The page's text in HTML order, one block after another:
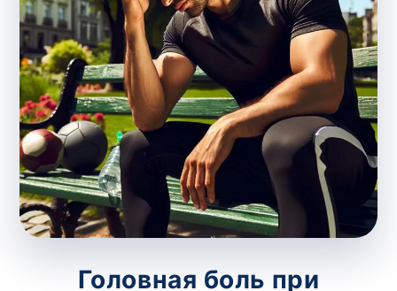
Головная боль при
Итого: 0 грн
Попередній запис на дослідження не
потрібний. Виняток становлять мазки та
зіскрібки. Взяття біоматеріалу для них
виконує лікар – необхідий запись к
специалисту
Анализ на дому
Сохранить